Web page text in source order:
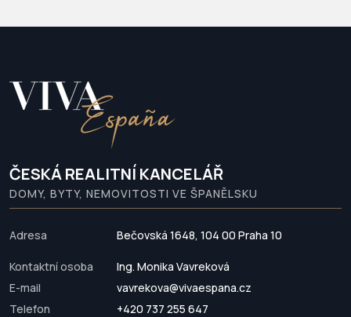
ČESKÁ REALITNÍ KANCELÁŘ
DOMY, BYTY, NEMOVITOSTI VE ŠPANĚLSKU
Adresa Bečovská 1648, 104 00 Praha 10
Kontaktní osoba
Ing. Monika Vavreková
E-mail
vavrekova@vivaespana.cz
Telefon
+420 737 255 647